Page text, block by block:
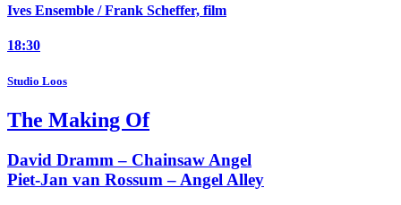
Ives Ensemble / Frank Scheffer, film
18:30
Studio Loos
The Making Of
David Dramm – Chainsaw Angel
Piet-Jan van Rossum – Angel Alley